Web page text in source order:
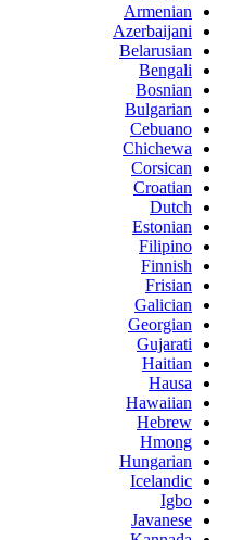
Armenian
Azerbaijani
Belarusian
Bengali
Bosnian
Bulgarian
Cebuano
Chichewa
Corsican
Croatian
Dutch
Estonian
Filipino
Finnish
Frisian
Galician
Georgian
Gujarati
Haitian
Hausa
Hawaiian
Hebrew
Hmong
Hungarian
Icelandic
Igbo
Javanese